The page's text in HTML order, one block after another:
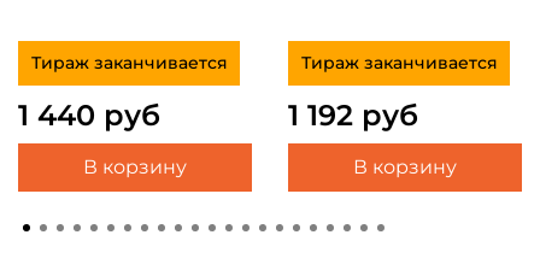
Тираж заканчивается
1 440 руб
В корзину
Тираж заканчивается
1 192 руб
В корзину